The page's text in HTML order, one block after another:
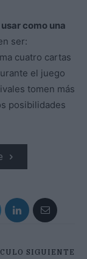
como una
ser:
cuatro cartas
el juego
tomen más
posibilidades
SIGUIENTE